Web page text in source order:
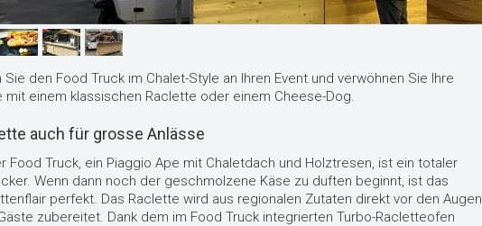
Sie den Food Truck im Chalet-Style an Ihren Event und verwöhnen Sie Ihre
mit einem klassischen Raclette oder einem Cheese-Dog.
auch für grosse Anlässe
Food Truck, ein Piaggio Ape mit Chaletdach und Holztresen, ist ein totaler
Wenn dann noch der geschmolzene Käse zu duften beginnt, ist das
perfekt. Das Raclette wird aus regionalen Zutaten direkt vor den Augen
zubereitet. Dank dem im Food Truck integrierten Turbo-Racletteofen